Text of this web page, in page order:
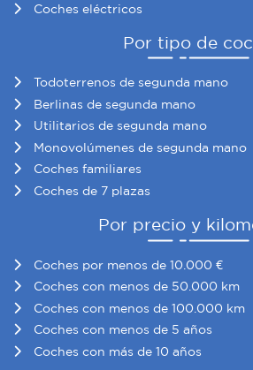
Coches eléctricos
Por tipo de
Todoterrenos de segunda mano
Berlinas de segunda mano
Utilitarios de segunda mano
Monovolúmenes de segunda mano
Coches familiares
Coches de 7 plazas
Por precio y
Coches por menos de 10.000 €
Coches con menos de 50.000 km
Coches con menos de 100.000 km
Coches con menos de 5 años
Coches con más de 10 años